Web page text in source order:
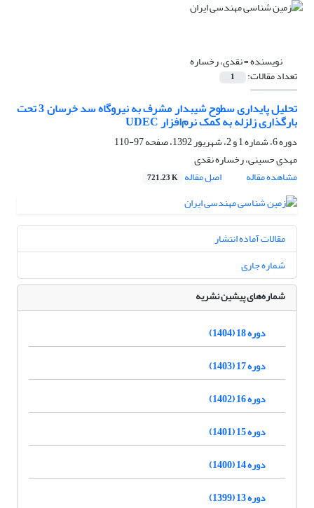
نویسنده =نقدی، رخساره
تعداد مقالات: 1
تحلیل پایداری سطوح شیبدار مشرف به نیروگاه سد خرسان 3 تحت
بارگذاری زلزله به کمک نرم‌افزار UDEC
دوره 6، شماره 1 و 2، شهریور 1392، صفحه
97-110
مهدی حسینی، رخساره نقدی
مشاهده مقاله
اصل مقاله 721.23 K
مقالات آماده انتشار
شماره جاری
شماره‌های پیشین نشریه
دوره 18 (1404)
دوره 17 (1403)
دوره 16 (1402)
دوره 15 (1401)
دوره 14 (1400)
دوره 13 (1399)